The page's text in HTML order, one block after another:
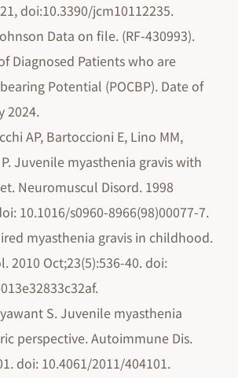
doi:10.3390/jcm10112235.
Data on file. (RF-430993).
Diagnosed Patients who are
Potential (POCBP). Date of
2024.
AP, Bartoccioni E, Lino MM,
Juvenile myasthenia gravis with
Neuromuscul Disord. 1998
10.1016/s0960-8966(98)00077-7.
myasthenia gravis in childhood.
2010 Oct;23(5):536-40. doi:
S. Juvenile myasthenia
perspective. Autoimmune Dis.
doi: 10.4061/2011/404101.